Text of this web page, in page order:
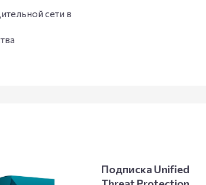
сети в
Подписка Unified